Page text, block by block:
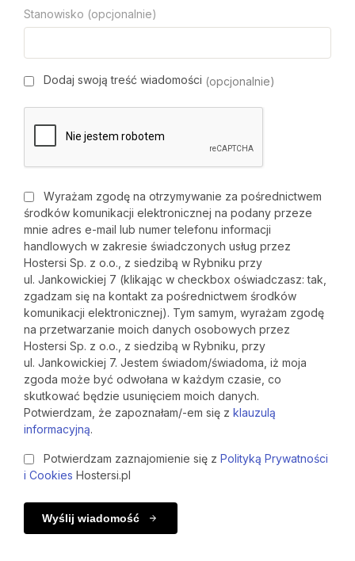
Stanowisko (opcjonalnie)
Dodaj swoją treść wiadomości (opcjonalnie)
Wyrażam zgodę na otrzymywanie za pośrednictwem
środków komunikacji elektronicznej na podany przeze
mnie adres e-mail lub numer telefonu informacji
handlowych w zakresie świadczonych usług przez
Hostersi Sp. z o.o., z siedzibą w Rybniku przy
ul. Jankowickiej 7 (klikając w checkbox oświadczasz: tak,
zgadzam się na kontakt za pośrednictwem środków
komunikacji elektronicznej). Tym samym, wyrażam zgodę
na przetwarzanie moich danych osobowych przez
Hostersi Sp. z o.o., z siedzibą w Rybniku, przy
ul. Jankowickiej 7. Jestem świadom/świadoma, iż moja
zgoda może być odwołana w każdym czasie, co
skutkować będzie usunięciem moich danych.
Potwierdzam, że zapoznałam/-em się z klauzulą
informacyjną.
Potwierdzam zaznajomienie się z Polityką Prywatności
i Cookies Hostersi.pl
Wyślij wiadomość